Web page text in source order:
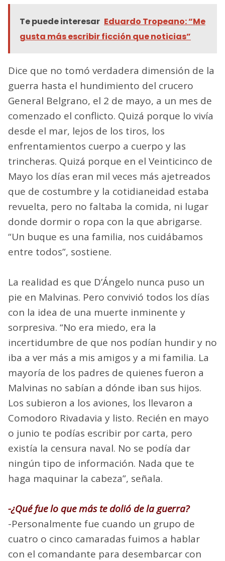
Te puede interesar Eduardo Tropeano: “Me
gusta más escribir ficción que noticias”
Dice que no tomó verdadera dimensión de la
guerra hasta el hundimiento del crucero
General Belgrano, el 2 de mayo, a un mes de
comenzado el conflicto. Quizá porque lo vivía
desde el mar, lejos de los tiros, los
enfrentamientos cuerpo a cuerpo y las
trincheras. Quizá porque en el Veinticinco de
Mayo los días eran mil veces más ajetreados
que de costumbre y la cotidianeidad estaba
revuelta, pero no faltaba la comida, ni lugar
donde dormir o ropa con la que abrigarse.
“Un buque es una familia, nos cuidábamos
entre todos”, sostiene.
La realidad es que D’Ángelo nunca puso un
pie en Malvinas. Pero convivió todos los días
con la idea de una muerte inminente y
sorpresiva. “No era miedo, era la
incertidumbre de que nos podían hundir y no
iba a ver más a mis amigos y a mi familia. La
mayoría de los padres de quienes fueron a
Malvinas no sabían a dónde iban sus hijos.
Los subieron a los aviones, los llevaron a
Comodoro Rivadavia y listo. Recién en mayo
o junio te podías escribir por carta, pero
existía la censura naval. No se podía dar
ningún tipo de información. Nada que te
haga maquinar la cabeza”, señala.
-¿Qué fue lo que más te dolió de la guerra?
-Personalmente fue cuando un grupo de
cuatro o cinco camaradas fuimos a hablar
con el comandante para desembarcar con